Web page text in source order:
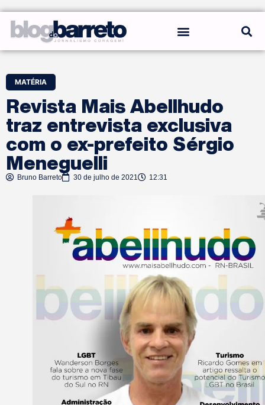
MATÉRIA
Revista Mais Abellhudo
traz entrevista exclusiva
com o ex-prefeito Sérgio
Meneguelli
Bruno Barreto 30 de julho de 2021 12:31